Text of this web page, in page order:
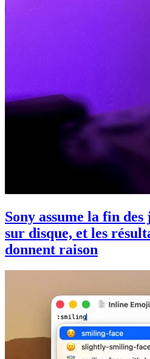
Sony assume la fin
sur disque, et les
donnent raison